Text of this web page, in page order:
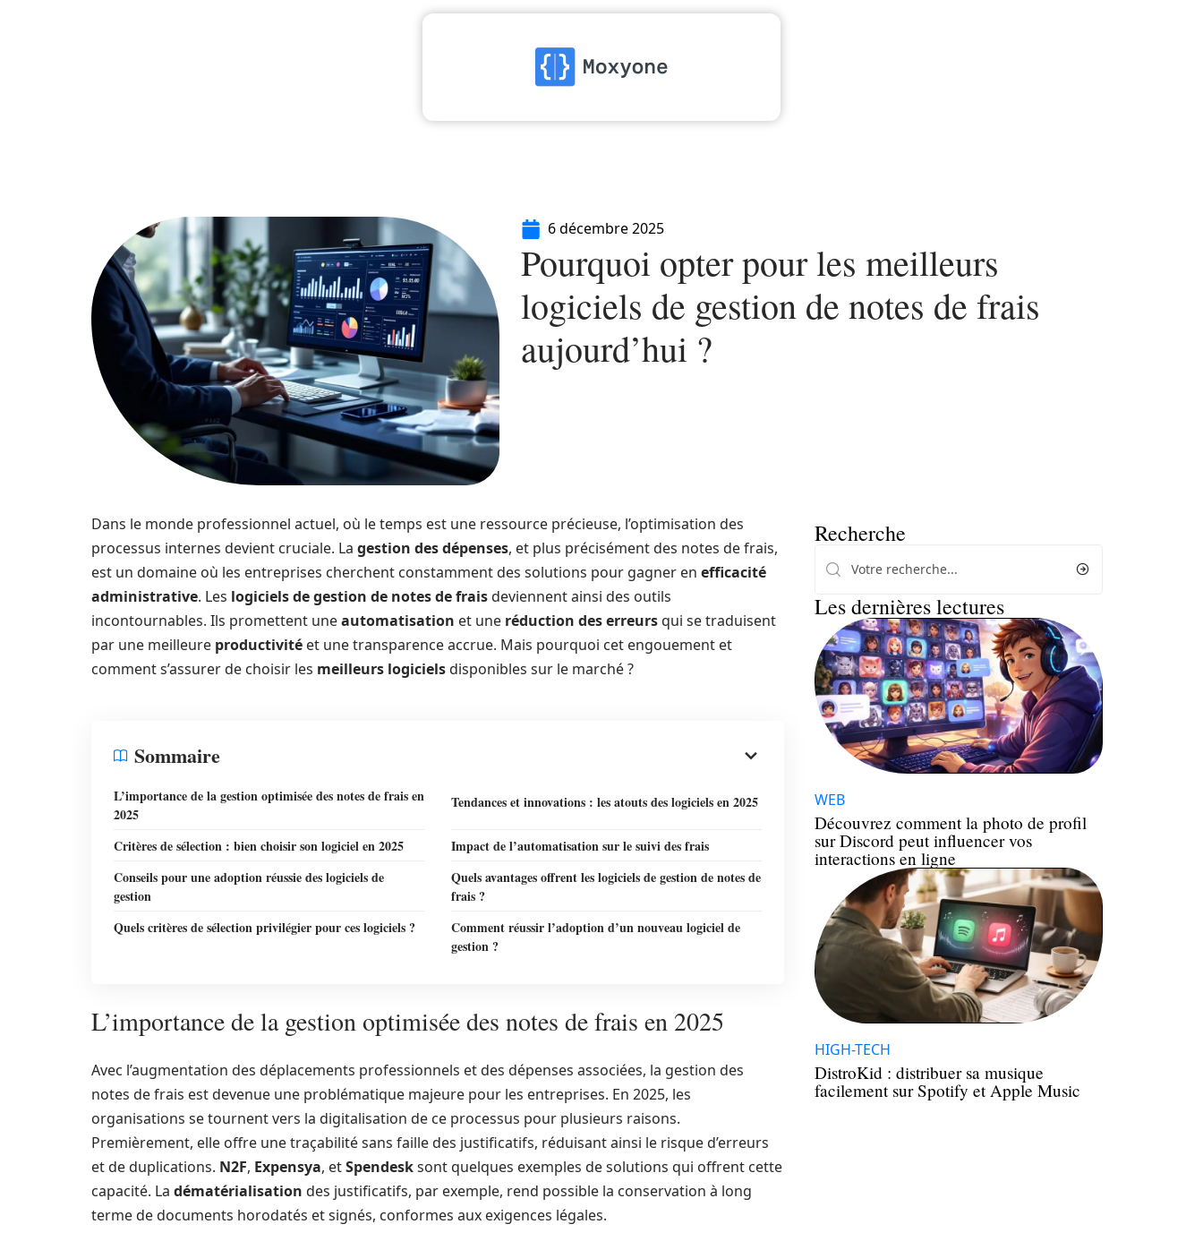
6 décembre 2025
Pourquoi opter pour les meilleurs
logiciels de gestion de notes de frais
aujourd’hui ?
Dans le monde professionnel actuel, où le temps est une ressource précieuse, l’optimisation des
processus internes devient cruciale. La gestion des dépenses, et plus précisément des notes de frais,
est un domaine où les entreprises cherchent constamment des solutions pour gagner en efficacité
administrative. Les logiciels de gestion de notes de fraisdeviennent ainsi des outils
incontournables. Ils promettent uneautomatisation et une réduction des erreursqui se traduisent
par une meilleure productivité et une transparence accrue. Mais pourquoi cet engouement et
comment s’assurer de choisir les meilleurs logicielsdisponibles sur le marché ?
Sommaire
L’importance de la gestion optimisée des notes de frais en
2025
Tendances et innovations : les atouts des logiciels en 2025
Critères de sélection : bien choisir son logiciel en 2025
Impact de l’automatisation sur le suivi des frais
Conseils pour une adoption réussie des logiciels de
gestion
Quels avantages offrent les logiciels de gestion de notes de
frais ?
Quels critères de sélection privilégier pour ces logiciels ?
Comment réussir l’adoption d’un nouveau logiciel de
gestion ?
L’importance de la gestion optimisée des notes de frais en 2025
Avec l’augmentation des déplacements professionnels et des dépenses associées, la gestion des
notes de frais est devenue une problématique majeure pour les entreprises. En 2025, les
organisations se tournent vers la digitalisation de ce processus pour plusieurs raisons.
Premièrement, elle offre une traçabilité sans faille des justificatifs, réduisant ainsi le risque d’erreurs
et de duplications. N2F, Expensya, etSpendesksont quelques exemples de solutions qui offrent cette
capacité. La dématérialisation des justificatifs, par exemple, rend possible la conservation à long
terme de documents horodatés et signés, conformes aux exigences légales.
Recherche
Les dernières lectures
WEB
Découvrez comment la photo de profil
sur Discord peut influencer vos
interactions en ligne
HIGH-TECH
DistroKid : distribuer sa musique
facilement sur Spotify et Apple Music